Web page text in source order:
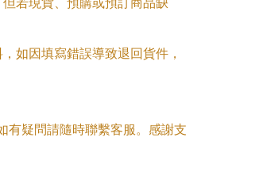
若現貨、預購或預訂商品缺
如因填寫錯誤導致退回貨件，
有疑問請隨時聯繫客服。感謝支